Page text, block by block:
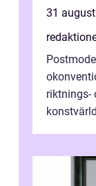
31
riktnings-